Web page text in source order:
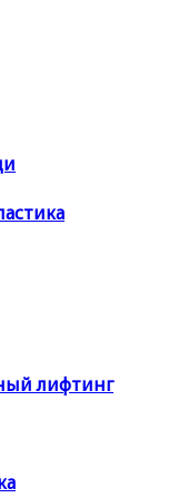
лифтинг